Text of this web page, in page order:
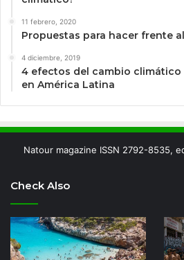
11 febrero, 2020
Propuestas para hacer frente
4 diciembre, 2019
4 efectos del cambio climático
en América Latina
Natour magazine ISSN 2792-8535,
Check Also